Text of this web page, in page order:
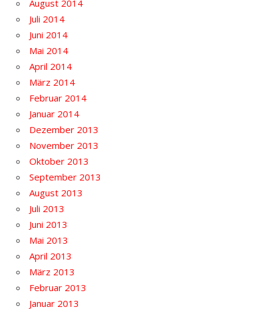
August 2014
Juli 2014
Juni 2014
Mai 2014
April 2014
März 2014
Februar 2014
Januar 2014
Dezember 2013
November 2013
Oktober 2013
September 2013
August 2013
Juli 2013
Juni 2013
Mai 2013
April 2013
März 2013
Februar 2013
Januar 2013